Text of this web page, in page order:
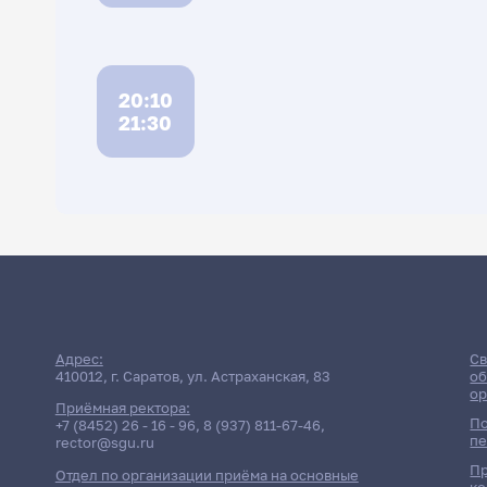
20:10
21:30
Адрес:
410012, г. Саратов, ул. Астраханская, 83
Приёмная ректора:
+7 (8452) 26 - 16 - 96, 8 (937) 811-67-46,
rector@sgu.ru
Отдел по организации приёма на основные